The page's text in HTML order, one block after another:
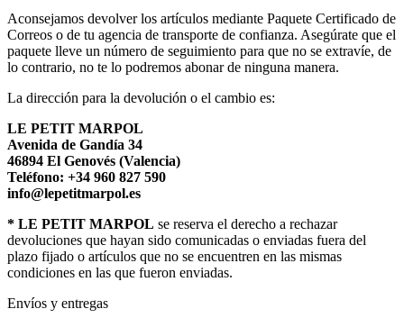
Aconsejamos devolver los artículos mediante Paquete Certificado de
Correos o de tu agencia de transporte de confianza. Asegúrate que el
paquete lleve un número de seguimiento para que no se extravíe, de
lo contrario, no te lo podremos abonar de ninguna manera.
La dirección para la devolución o el cambio es:
LE PETIT MARPOL
Avenida de Gandía 34
46894 El Genovés (Valencia)
Teléfono: +34 960 827 590
info@lepetitmarpol.es
* LE PETIT MARPOL se reserva el derecho a rechazar
devoluciones que hayan sido comunicadas o enviadas fuera del
plazo fijado o artículos que no se encuentren en las mismas
condiciones en las que fueron enviadas.
Envíos y entregas